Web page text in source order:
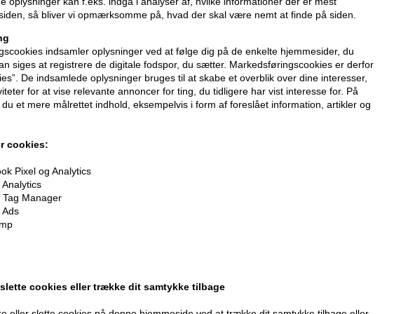
så bliver vi opmærksomme på, hvad der skal være nemt at finde på siden.
indsamler oplysninger ved at følge dig på de enkelte hjemmesider, du
siges at registrere de digitale fodspor, du sætter. Markedsføringscookies er derfor
De indsamlede oplysninger bruges til at skabe et overblik over dine interesser,
for at vise relevante annoncer for ting, du tidligere har vist interesse for. På
et mere målrettet indhold, eksempelvis i form af foreslået information, artikler og
cookies:
Pixel og Analytics
Tag Manager
Ads
cookies eller trække dit samtykke tilbage
du handler